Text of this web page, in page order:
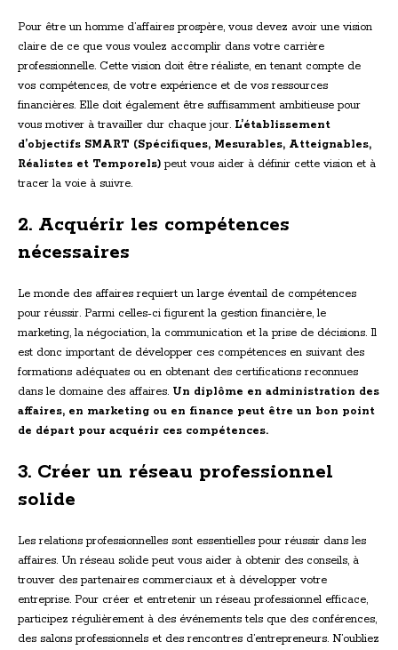
Pour être un homme d’affaires prospère, vous devez avoir une vision
claire de ce que vous voulez accomplir dans votre carrière
professionnelle. Cette vision doit être réaliste, en tenant compte de
vos compétences, de votre expérience et de vos ressources
financières. Elle doit également être suffisamment ambitieuse pour
vous motiver à travailler dur chaque jour. L’établissement
d’objectifs SMART (Spécifiques, Mesurables, Atteignables,
Réalistes et Temporels) peut vous aider à définir cette vision et à
tracer la voie à suivre.
2. Acquérir les compétences
nécessaires
Le monde des affaires requiert un large éventail de compétences
pour réussir. Parmi celles-ci figurent la gestion financière, le
marketing, la négociation, la communication et la prise de décisions. Il
est donc important de développer ces compétences en suivant des
formations adéquates ou en obtenant des certifications reconnues
dans le domaine des affaires. Un diplôme en administration des
affaires, en marketing ou en finance peut être un bon point
de départ pour acquérir ces compétences.
3. Créer un réseau professionnel
solide
Les relations professionnelles sont essentielles pour réussir dans les
affaires. Un réseau solide peut vous aider à obtenir des conseils, à
trouver des partenaires commerciaux et à développer votre
entreprise. Pour créer et entretenir un réseau professionnel efficace,
participez régulièrement à des événements tels que des conférences,
des salons professionnels et des rencontres d’entrepreneurs. N’oubliez